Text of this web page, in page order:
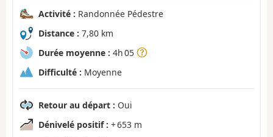
Activité : Randonnée Pédestre
Distance : 7,80 km
Durée moyenne : 4h 05
Difficulté : Moyenne
Retour au départ : Oui
Dénivelé positif : + 653 m